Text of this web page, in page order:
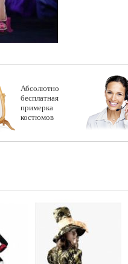
Абсолютно
бесплатная
примерка
костюмов